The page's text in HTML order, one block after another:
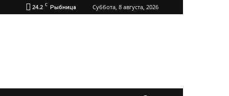
24.2 C Рыбница Суббота, 8 августа, 2026